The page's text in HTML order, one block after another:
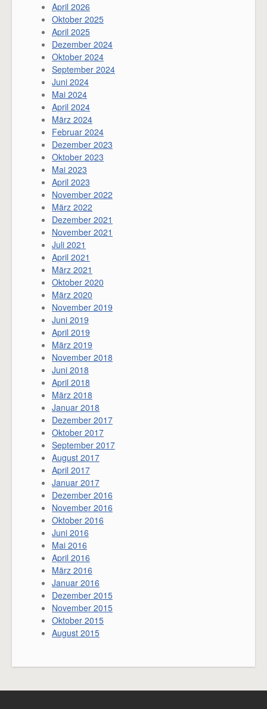
April 2026
Oktober 2025
April 2025
Dezember 2024
Oktober 2024
September 2024
Juni 2024
Mai 2024
April 2024
März 2024
Februar 2024
Dezember 2023
Oktober 2023
Mai 2023
April 2023
November 2022
März 2022
Dezember 2021
November 2021
Juli 2021
April 2021
März 2021
Oktober 2020
März 2020
November 2019
Juni 2019
April 2019
März 2019
November 2018
Juni 2018
April 2018
März 2018
Januar 2018
Dezember 2017
Oktober 2017
September 2017
August 2017
April 2017
Januar 2017
Dezember 2016
November 2016
Oktober 2016
Juni 2016
Mai 2016
April 2016
März 2016
Januar 2016
Dezember 2015
November 2015
Oktober 2015
August 2015